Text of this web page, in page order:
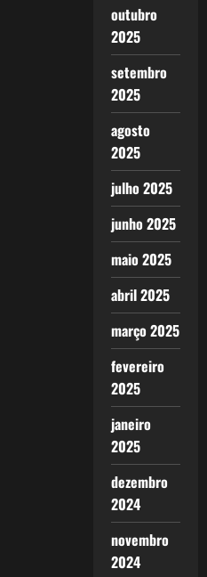
outubro
2025
setembro
2025
agosto
2025
julho 2025
junho 2025
maio 2025
abril 2025
março 2025
fevereiro
2025
janeiro
2025
dezembro
2024
novembro
2024